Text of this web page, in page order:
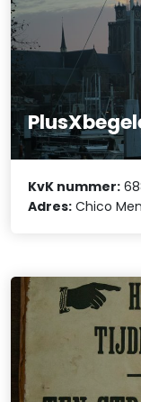
KvK nummer:
Adres: Chico